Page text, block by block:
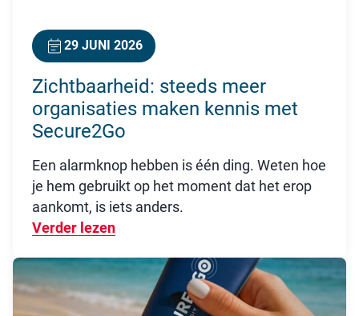
29 JUNI 2026
Zichtbaarheid: steeds meer
organisaties maken kennis met
Secure2Go
Een alarmknop hebben is één ding. Weten hoe
je hem gebruikt op het moment dat het erop
aankomt, is iets anders.
Verder lezen